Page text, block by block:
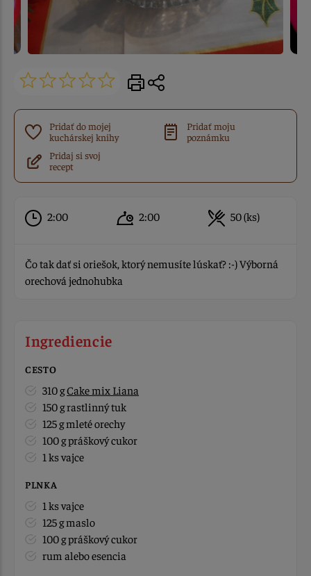
Pridať do mojej
kuchárskej knihy
Pridať moju
poznámku
Pridaj si svoj
recept
2:00 2:00 50 (ks)
Čo tak dať si oriešok, ktorý nemusíte lúskať? :-) Výborná
orechová jednohubka
Ingrediencie
CESTO
310 gCake mix Liana
150 g rastlinný tuk
125 g mleté orechy
100 g práškový cukor
1 ks vajce
PLNKA
1 ks vajce
125 g maslo
100 g práškový cukor
rum alebo esencia